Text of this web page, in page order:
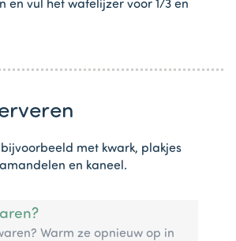
en vul het wafelijzer voor 1/3 en
met kwark, plakjes
en kaneel.
Warm ze opnieuw op in